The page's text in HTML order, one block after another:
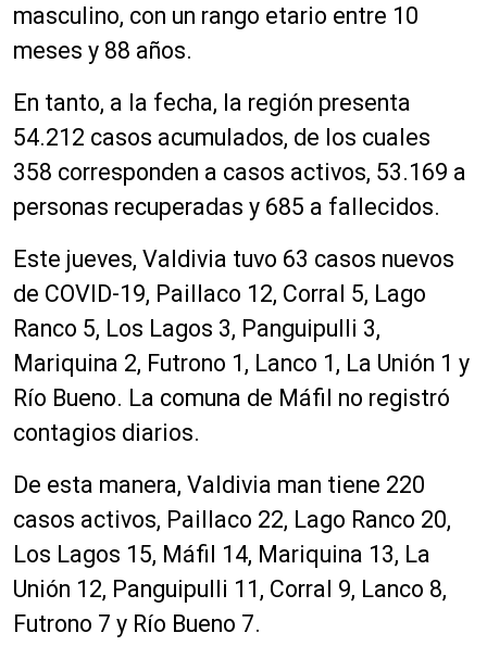
masculino, con un rango etario entre 10
meses y 88 años.
En tanto, a la fecha, la región presenta
54.212 casos acumulados, de los cuales
358 corresponden a casos activos, 53.169 a
personas recuperadas y 685 a fallecidos.
Este jueves, Valdivia tuvo 63 casos nuevos
de COVID-19, Paillaco 12, Corral 5, Lago
Ranco 5, Los Lagos 3, Panguipulli 3,
Mariquina 2, Futrono 1, Lanco 1, La Unión 1 y
Río Bueno. La comuna de Máfil no registró
contagios diarios.
De esta manera, Valdivia man tiene 220
casos activos, Paillaco 22, Lago Ranco 20,
Los Lagos 15, Máfil 14, Mariquina 13, La
Unión 12, Panguipulli 11, Corral 9, Lanco 8,
Futrono 7 y Río Bueno 7.